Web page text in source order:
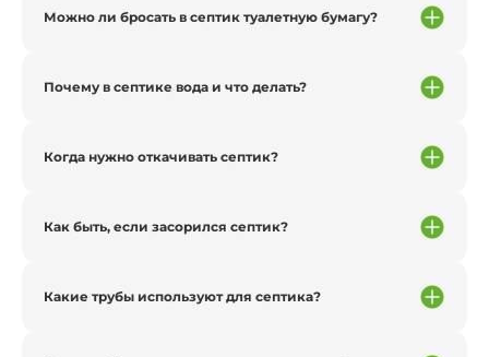
Можно ли бросать в септик туалетную бумагу?
Почему в септике вода и что делать?
Когда нужно откачивать септик?
Как быть, если засорился септик?
Какие трубы используют для септика?